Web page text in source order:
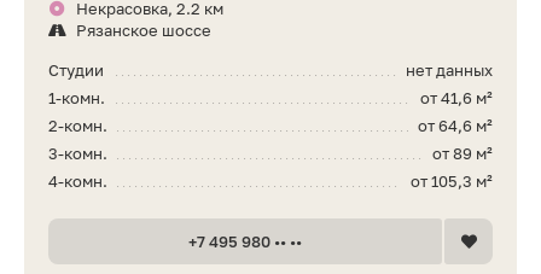
Некрасовка, 2.2 км
Рязанское шоссе
нет данных
Студии
от 41,6 м²
1-комн.
от 64,6 м²
2-комн.
от 89 м²
3-комн.
от 105,3 м²
4-комн.
+7 495 980 •• ••